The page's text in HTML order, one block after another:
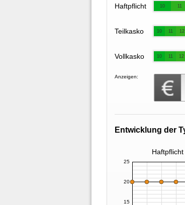
Haftpflicht 10 11
Teilkasko 10 11 12
Vollkasko 10 11 12
Anzeigen:
Entwicklung der
Haftpflicht
15
20
25